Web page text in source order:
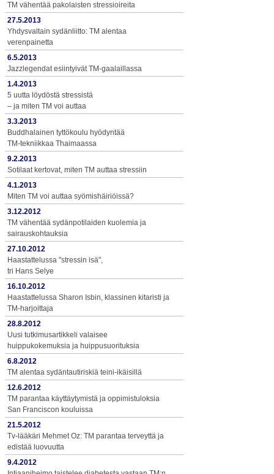
TM vähentää pakolaisten stressioireita
27.5.2013
Yhdysvaltain sydänliitto: TM alentaa
verenpainetta
6.5.2013
Jazzlegendat esiintyivät TM-gaalaillassa
1.4.2013
5 uutta löydöstä stressistä
– ja miten TM voi auttaa
3.3.2013
Buddhalainen tyttökoulu hyödyntää
TM-tekniikkaa Thaimaassa
9.2.2013
Sotilaat kertovat, miten TM auttaa stressiin
4.1.2013
Miten TM voi auttaa syömishäiriöissä?
3.12.2012
TM vähentää sydänpotilaiden kuolemia ja
sairauskohtauksia
27.10.2012
Haastattelussa "stressin isä",
tri Hans Selye
16.10.2012
Haastattelussa Sharon Isbin, klassinen kitaristi ja
TM-harjoittaja
28.8.2012
Uusi tutkimusartikkeli valaisee
huippukokemuksia ja huippusuorituksia
6.8.2012
TM alentaa sydäntautiriskiä teini-ikäisillä
12.6.2012
TM parantaa käyttäytymistä ja oppimistuloksia
San Franciscon kouluissa
21.5.2012
Tv-lääkäri Mehmet Oz: TM parantaa terveyttä ja
edistää luovuutta
9.4.2012